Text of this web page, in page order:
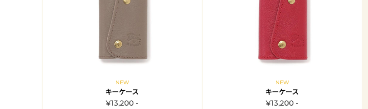
NEW
キーケース
¥13,200 -
NEW
キーケース
¥13,200 -